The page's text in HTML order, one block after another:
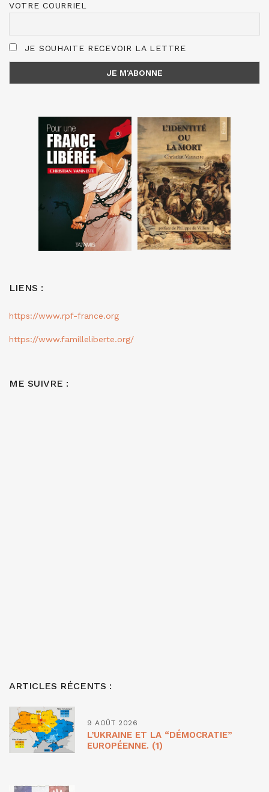
VOTRE COURRIEL
JE SOUHAITE RECEVOIR LA LETTRE
LIENS :
https://www.rpf-france.org
https://www.familleliberte.org/
ME SUIVRE :
ARTICLES RÉCENTS :
9 AOÛT 2026
L’UKRAINE ET LA “DÉMOCRATIE”
EUROPÉENNE. (1)